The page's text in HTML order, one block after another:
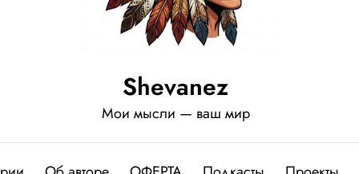
Shevanez
Мои мысли — ваш мир